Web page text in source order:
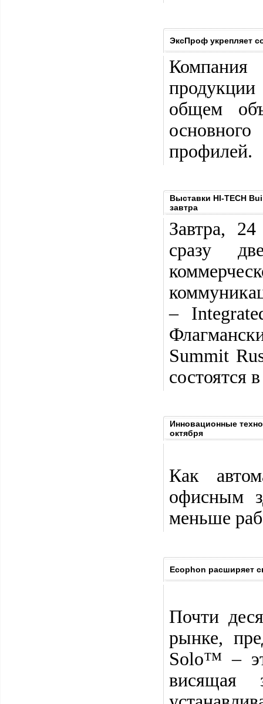
ЭксПроф укрепляет
общем
профилей.
Выставки HI-TECH
завтра
Завтра,
сразу
–
Summit
состоятся
Инновационные
октября
Как
офисным
меньше
Ecophon расширяет
Почти
рынке,
Solo™ –
висящая